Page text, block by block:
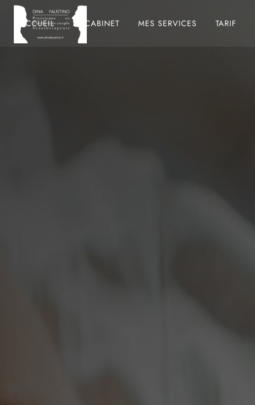
ACCUEIL LE CABINET MES SERVICES TARIF